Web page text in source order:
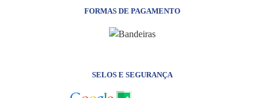
FORMAS DE PAGAMENTO
SELOS E SEGURANÇA